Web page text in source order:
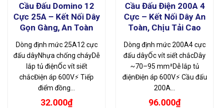
Cầu Đấu Domino 12
Cực 25A – Kết Nối Dây
Gọn Gàng, An Toàn
Dòng định mức 25A12 cực
đấu dâyNhựa chống cháyDễ
lắp tủ điệnỐc vít siết
chắcĐiện áp 600V⚡ Tiếp
điểm đồng…
32.000₫
Cầu Đấu Điện 200A 4
Cực – Kết Nối Dây An
Toàn, Chịu Tải Cao
Dòng định mức 200A4 cực
đấu dâyỐc vít siết chắcDây
~70–95 mm²Dễ lắp tủ
điệnĐiện áp 600V⚡ Cầu đấu
200A…
96.000₫